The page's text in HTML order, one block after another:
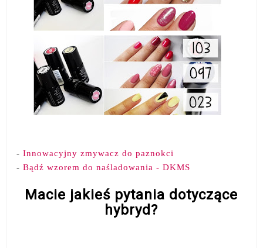
-Innowacyjny zmywacz do paznokci
-Bądź wzorem do naśladowania - DKMS
Macie jakieś pytania dotyczące
hybryd?